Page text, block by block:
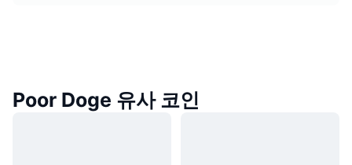
Poor Doge 유사 코인